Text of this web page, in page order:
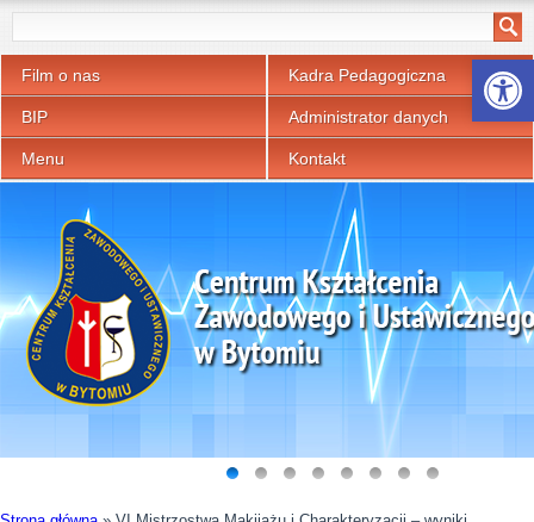
Otwórz
Film o nas Kadra Pedagogiczna
BIP Administrator danych
Menu Kontakt